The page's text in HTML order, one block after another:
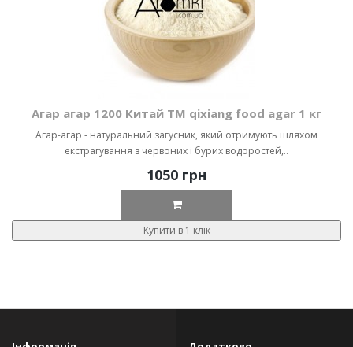
Агар агар 1200 Китай ТМ qixiang food agar 1 кг
Агар-агар - натуральний загусник, який отримують шляхом
екстрагування з червоних і бурих водоростей,..
1050 грн
Купити в 1 клік